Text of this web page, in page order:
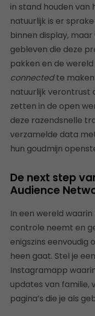
in stand houden van
natuurlijk is er
binnen display,
gebleven die deze
pakken en de
connectedte
natuurlijk verontrust
zetten in de open
deze razendsnelle
verzamelde data
hun goudmijn
De next step
Audience
In een wereld
controle neemt en
enigszins
heen gaat. Stel je
Instagramapp
updates van familie,
pagina’s die je als